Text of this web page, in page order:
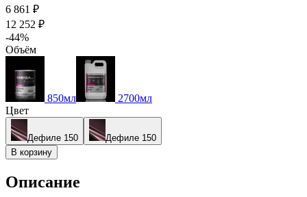
6 861 ₽
12 252 ₽
-44%
Объём
850мл
2700мл
Цвет
Дефиле 150
Дефиле 150
В корзину
Описание